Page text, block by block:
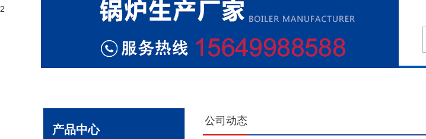
2
产品中心
公司动态